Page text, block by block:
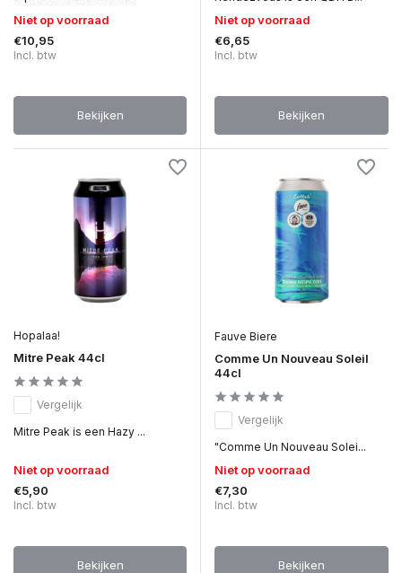
Niet op voorraad
€10,95
Incl. btw
Bekijken
Niet op voorraad
€6,65
Incl. btw
Bekijken
Hopalaa!
Mitre Peak 44cl
Vergelijk
Mitre Peak is een Hazy ...
Niet op voorraad
€5,90
Incl. btw
Bekijken
Fauve Biere
Comme Un Nouveau Soleil
44cl
Vergelijk
"Comme Un Nouveau Solei...
Niet op voorraad
€7,30
Incl. btw
Bekijken